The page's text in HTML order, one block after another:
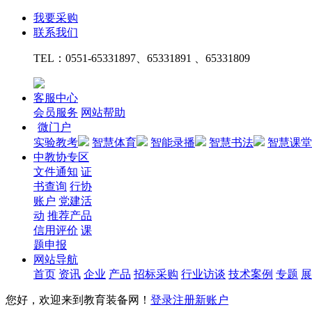
我要采购
联系我们
TEL： 0551-65331897、65331891 、65331809
客服中心
会员服务 网站帮助
微门户
实验教考
智慧体育 智能录播 智慧书法
智慧课堂
中教协专区
文件通知 证
书查询 行协
账户 党建活
动 推荐产品
信用评价 课
题申报
网站导航
首页 资讯 企业 产品 招标采购 行业访谈 技术案例 专题
您好，欢迎来到教育装备网！ 登录注册新账户